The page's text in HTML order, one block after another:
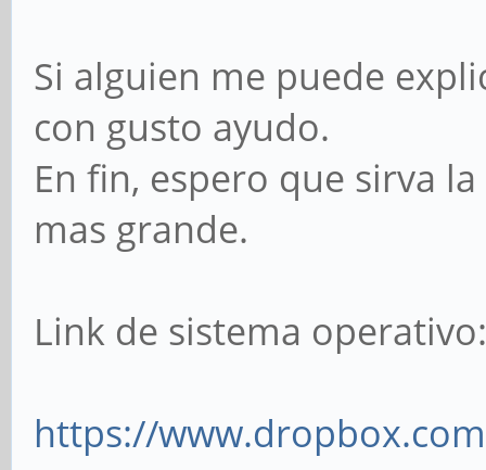
Si alguien me puede
con gusto ayudo.
En fin, espero que sirva
mas grande.
Link de sistema operativo:
https://